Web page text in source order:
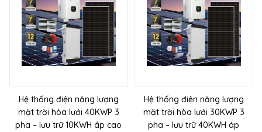
Hệ thống điện năng lượng
mặt trời hòa lưới 40KWP 3
pha – lưu trữ 10KWH áp cao
Hệ thống điện năng lượng
mặt trời hòa lưới 30KWP 3
pha – lưu trữ 40KWH áp